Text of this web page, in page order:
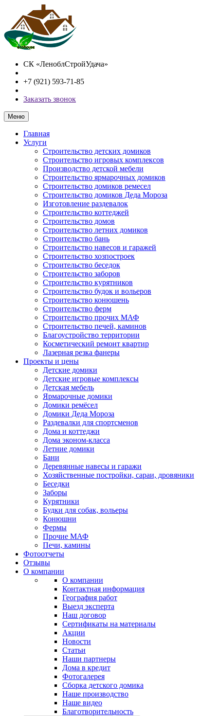
СК «ЛеноблСтройУдача»
+7 (921) 593-71-85
Заказать звонок
Меню
Главная
Услуги
Строительство детских домиков
Строительство игровых комплексов
Производство детской мебели
Строительство ярмарочных домиков
Строительство домиков ремесел
Строительство домиков Деда Мороза
Изготовление раздевалок
Строительство коттеджей
Строительство домов
Строительство летних домиков
Строительство бань
Строительство навесов и гаражей
Строительство хозпостроек
Строительство беседок
Строительство заборов
Строительство курятников
Строительство будок и вольеров
Строительство конюшень
Строительство ферм
Строительство прочих МАФ
Строительство печей, каминов
Благоустройство территории
Косметический ремонт квартир
Лазерная резка фанеры
Проекты и цены
Детские домики
Детские игровые комплексы
Детская мебель
Ярмарочные домики
Домики ремёсел
Домики Деда Мороза
Раздевалки для спортсменов
Дома и коттеджи
Дома эконом-класса
Летние домики
Бани
Деревянные навесы и гаражи
Хозяйственные постройки, сараи, дровяники
Беседки
Заборы
Курятники
Будки для собак, вольеры
Конюшни
Фермы
Прочие МАФ
Печи, камины
Фотоотчеты
Отзывы
О компании
О компании
Контактная информация
География работ
Выезд эксперта
Наш договор
Сертификаты на материалы
Акции
Новости
Статьи
Наши партнеры
Дома в кредит
Фотогалерея
Сборка детского домика
Наше производство
Наше видео
Благотворительность